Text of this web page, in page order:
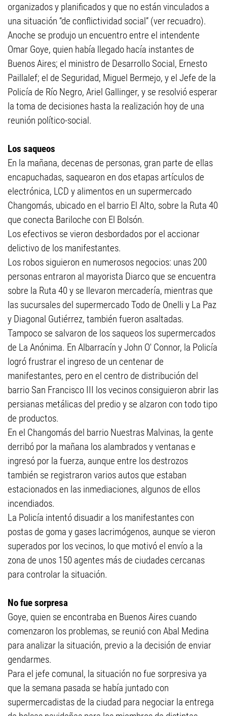
organizados y planificados y que no están vinculados a
una situación “de conflictividad social” (ver recuadro).
Anoche se produjo un encuentro entre el intendente
Omar Goye, quien había llegado hacía instantes de
Buenos Aires; el ministro de Desarrollo Social, Ernesto
Paillalef; el de Seguridad, Miguel Bermejo, y el Jefe de la
Policía de Río Negro, Ariel Gallinger, y se resolvió esperar
la toma de decisiones hasta la realización hoy de una
reunión político-social.
Los saqueos
En la mañana, decenas de personas, gran parte de ellas
encapuchadas, saquearon en dos etapas artículos de
electrónica, LCD y alimentos en un supermercado
Changomás, ubicado en el barrio El Alto, sobre la Ruta 40
que conecta Bariloche con El Bolsón.
Los efectivos se vieron desbordados por el accionar
delictivo de los manifestantes.
Los robos siguieron en numerosos negocios: unas 200
personas entraron al mayorista Diarco que se encuentra
sobre la Ruta 40 y se llevaron mercadería, mientras que
las sucursales del supermercado Todo de Onelli y La Paz
y Diagonal Gutiérrez, también fueron asaltadas.
Tampoco se salvaron de los saqueos los supermercados
de La Anónima. En Albarracín y John O' Connor, la Policía
logró frustrar el ingreso de un centenar de
manifestantes, pero en el centro de distribución del
barrio San Francisco III los vecinos consiguieron abrir las
persianas metálicas del predio y se alzaron con todo tipo
de productos.
En el Changomás del barrio Nuestras Malvinas, la gente
derribó por la mañana los alambrados y ventanas e
ingresó por la fuerza, aunque entre los destrozos
también se registraron varios autos que estaban
estacionados en las inmediaciones, algunos de ellos
incendiados.
La Policía intentó disuadir a los manifestantes con
postas de goma y gases lacrimógenos, aunque se vieron
superados por los vecinos, lo que motivó el envío a la
zona de unos 150 agentes más de ciudades cercanas
para controlar la situación.
No fue sorpresa
Goye, quien se encontraba en Buenos Aires cuando
comenzaron los problemas, se reunió con Abal Medina
para analizar la situación, previo a la decisión de enviar
gendarmes.
Para el jefe comunal, la situación no fue sorpresiva ya
que la semana pasada se había juntado con
supermercadistas de la ciudad para negociar la entrega